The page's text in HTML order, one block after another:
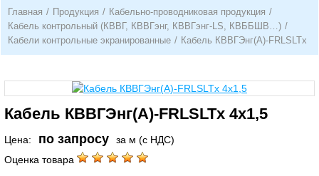
Главная / Продукция / Кабельно-проводниковая продукция /
Кабель контрольный (КВВГ, КВВГэнг, КВВГэнг-LS, КВББШВ…) /
Кабели контрольные экранированные / Кабель КВВГЭнг(А)-FRLSLTx
Кабель КВВГЭнг(А)-FRLSLTx 4х1,5
Цена: по запросу
за м (с НДС)
Оценка товара